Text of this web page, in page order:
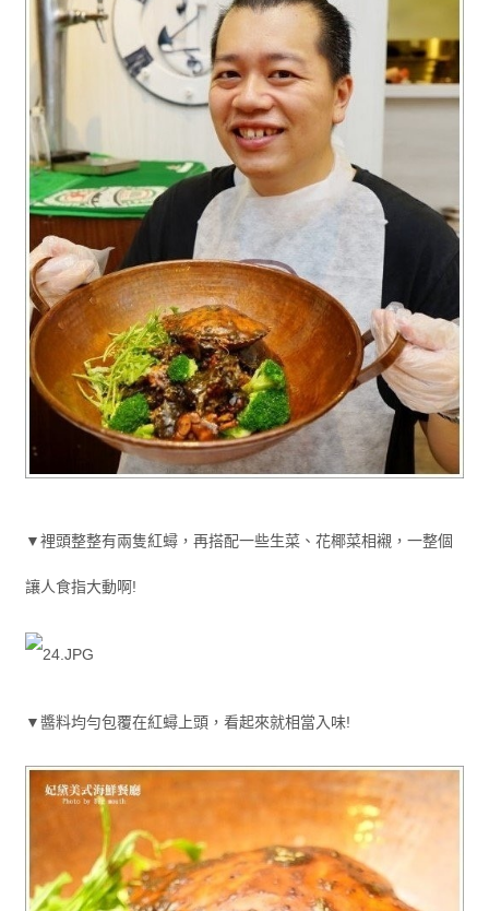
▼裡頭整整有兩隻紅蟳，再搭配一些生菜、花椰菜相襯，一整個
讓人食指大動啊!
▼醬料均勻包覆在紅蟳上頭，看起來就相當入味!